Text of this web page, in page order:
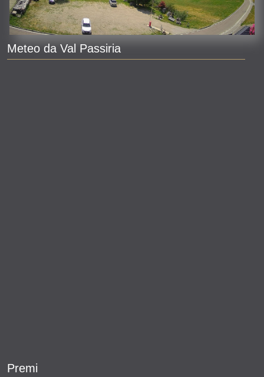
Meteo da Val Passiria
Premi